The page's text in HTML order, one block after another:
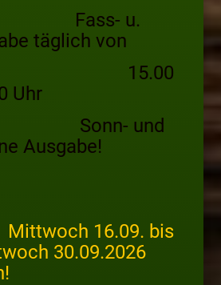
u.
täglich von
Uhr
und
Ausgabe!
16.09. bis
30.09.2026